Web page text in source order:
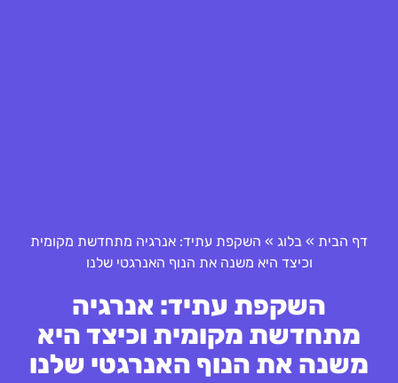
דף הבית » בלוג » השקפת עתיד: אנרגיה מתחדשת מקומית
וכיצד היא משנה את הנוף האנרגטי שלנו
השקפת עתיד: אנרגיה
מתחדשת מקומית וכיצד היא
משנה את הנוף האנרגטי שלנו